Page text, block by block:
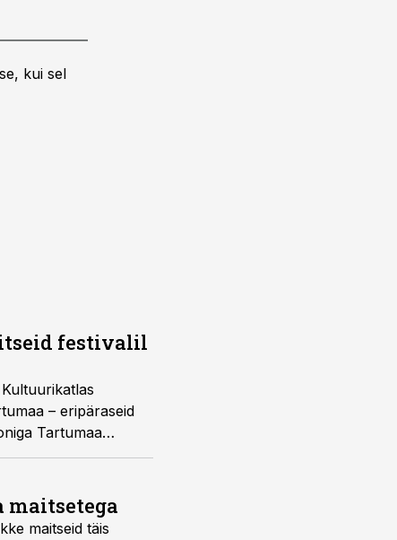
kui sel
festivalil
– eripäraseid
Tartumaa
maitsetega
maitseid täis